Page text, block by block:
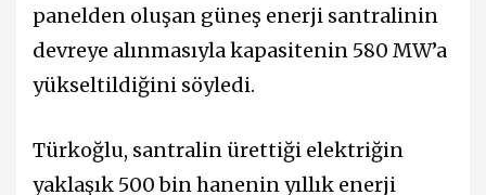
panelden oluşan güneş enerji santralinin
devreye alınmasıyla kapasitenin 580 MW’a
yükseltildiğini söyledi.
Türkoğlu, santralin ürettiği elektriğin
yaklaşık 500 bin hanenin yıllık enerji